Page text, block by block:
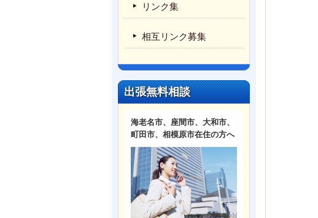
リンク集
相互リンク募集
出張無料相談
海老名市、座間市、大和市、
町田市、相模原市在住の方へ